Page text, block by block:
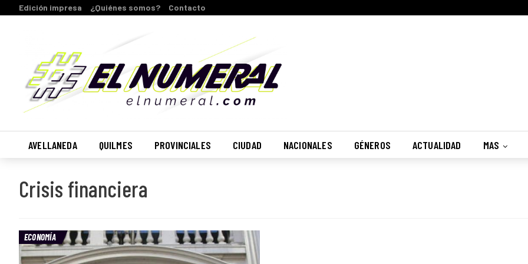
Edición impresa ¿Quiénes somos? Contacto
AVELLANEDA QUILMES PROVINCIALES CIUDAD NACIONALES GÉNEROS ACTUALIDAD MAS
Crisis financiera
ECONOMÍA